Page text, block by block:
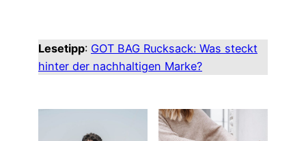
Lesetipp: GOT BAG Rucksack: Was steckt
hinter der nachhaltigen Marke?